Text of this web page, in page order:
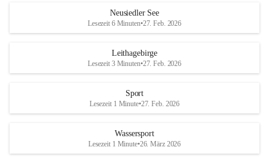
S
und den daraus folgenden wirtschaftlichen
Maßnahmen zur Bekämpfung
Rebe und der Amerikanischen
Anhang VBl. EU Nr. 18
1 Seite•1,4 MB
r
S
Neusiedler See
Lesezeit 6 Minuten•27. Feb. 2026
Leithagebirge
Lesezeit 3 Minuten•27. Feb. 2026
Sport
Lesezeit 1 Minute•27. Feb. 2026
Wassersport
Lesezeit 1 Minute•26. März 2026